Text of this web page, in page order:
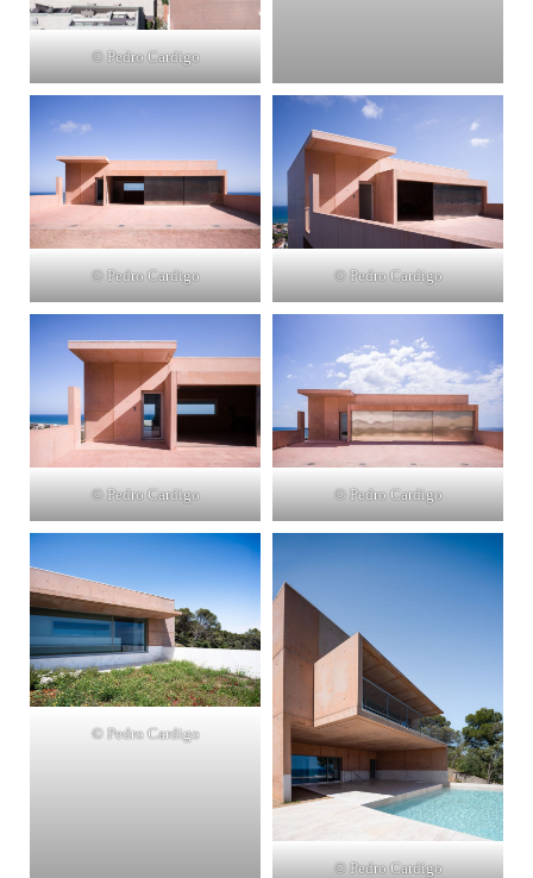
© Pedro Cardigo
© Pedro Cardigo © Pedro Cardigo
© Pedro Cardigo © Pedro Cardigo
© Pedro Cardigo
© Pedro Cardigo